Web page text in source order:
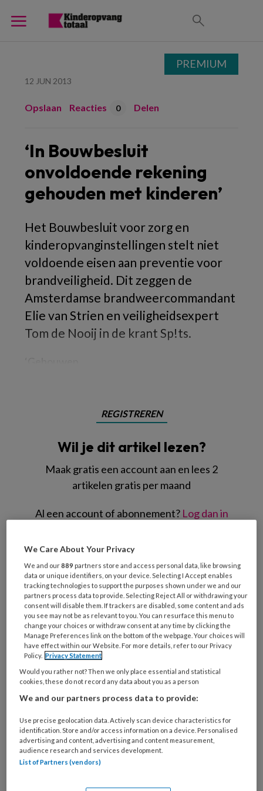
12 JUN 2013
Opslaan Reacties 0 Delen
‘In Bouwbesluit
onvoldoende rekening
gehouden met kinderen’
Het Bouwbesluit voor zorg en
kinderopvanginstellingen stelt niet
voldoende eisen aan preventie voor
brandveiligheid. Dit zeggen de
Amsterdamse brandweercommandant
Elie van Strien en veiligheidsexpert
Tom de Nooij in de krant Sp!ts.
REGISTREREN
Wil je dit artikel lezen?
Maak gratis een account aan en lees 2
artikelen gratis per maand
Al een account of abonnement? Log dan in
Wat
is
je
e-
mailadres?
* *
Kies
je
wachtwoord* *
Kies
je
functie *
Bij
welke
organisatie
werk
je?
Untitled
Ontvang 2x per week de
KinderopvangTotaal nieuwsbrief
Ontvang iedere zondag het
PREMIUM
We Care About Your Privacy
We and our889 partners store and access personal data, like browsing
data or unique identifiers, on your device. Selecting I Accept enables
tracking technologies to support the purposes shown under we and our
partners process data to provide. Selecting Reject All or withdrawing your
consent will disable them. If trackers are disabled, some content and ads
you see may not be as relevant to you. You can resurface this menu to
change your choices or withdraw consent at any time by clicking the
Manage Preferences link on the bottom of the webpage. Your choices will
have effect within our Website. For more details, refer to our Privacy
Policy. Privacy Statement
Would you rather not? Then we only place essential and statistical
cookies, these do not record any data about you as a person
We and our partners process data to provide:
Use precise geolocation data. Actively scan device characteristics for
identification. Store and/or access information on a device. Personalised
advertising and content, advertising and content measurement,
audience research and services development.
List of Partners (vendors)